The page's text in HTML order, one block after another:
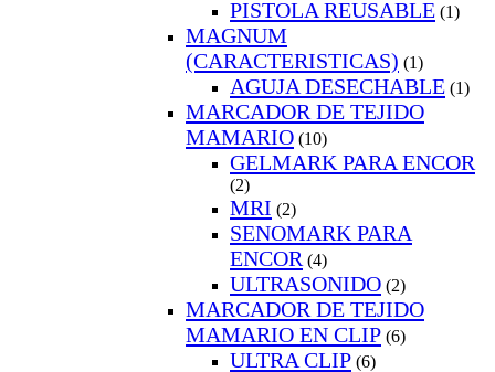
PISTOLA REUSABLE (1)
MAGNUM
(CARACTERISTICAS) (1)
AGUJA DESECHABLE (1)
MARCADOR DE TEJIDO
MAMARIO (10)
GELMARK PARA ENCOR
(2)
MRI (2)
SENOMARK PARA
ENCOR (4)
ULTRASONIDO (2)
MARCADOR DE TEJIDO
MAMARIO EN CLIP (6)
ULTRA CLIP (6)